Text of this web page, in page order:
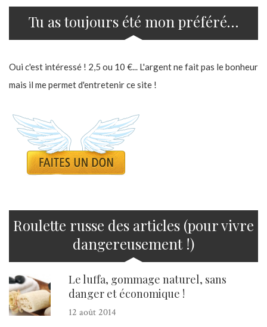
Tu as toujours été mon préféré…
Oui c'est intéressé ! 2,5 ou 10 €... L'argent ne fait pas le bonheur
mais il me permet d'entretenir ce site !
Roulette russe des articles (pour vivre
dangereusement !)
Le luffa, gommage naturel, sans
danger et économique !
12 août 2014